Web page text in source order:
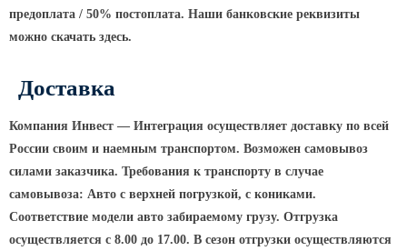
Высокомачтовые опоры
ВМО Высокомачтовые опоры с
Мачты связи
РМГ Радиомачты. Опоры сотовoй
связи
ОДН Радиомачты. Опоры двойного
назначения
предоплата / 50% постоплата. Наши банковские реквизиты
можно скачать здесь.
Доставка
Компания Инвест — Интеграция осуществляет доставку по всей
России своим и наемным транспортом. Возможен самовывоз
силами заказчика. Требования к транспорту в случае
самовывоза: Авто с верхней погрузкой, с кониками.
Соответствие модели авто забираемому грузу. Отгрузка
осуществляется с 8.00 до 17.00. В сезон отгрузки осуществляются